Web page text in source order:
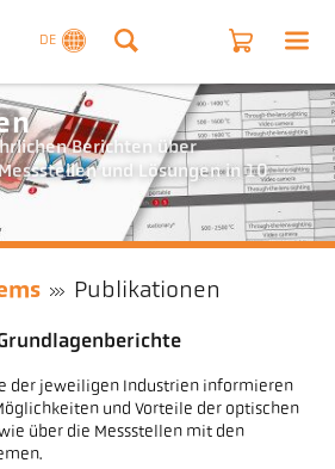
DE
Berichten über
und Lösungen in 10
Publikationen
der jeweiligen Industrien informieren
und Vorteile der optischen
über die Messstellen mit den